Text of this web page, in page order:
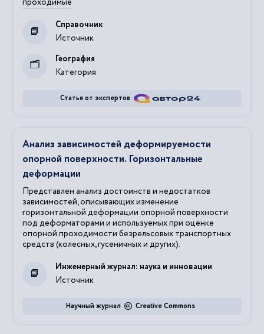
Источник
Справочник
Категория
География
Статья от экспертов
Анализ зависимостей деформируемости
опорной поверхности. Горизонтальные
деформации
Представлен анализ достоинств и недостатков
зависимостей, описывающих изменение
горизонтальной деформации опорной поверхности
под деформаторами и используемых при оценке
опорной проходимости безрельсовых транспортных
средств (колесных, гусеничных и других).
Источник
Инженерный журнал: наука и инновации
Creative Commons
Научный журнал